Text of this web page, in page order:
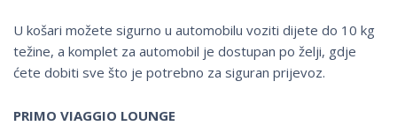
U košari možete sigurno u automobilu voziti dijete do 10 kg
težine, a komplet za automobil je dostupan po želji, gdje
ćete dobiti sve što je potrebno za siguran prijevoz.
PRIMO VIAGGIO LOUNGE